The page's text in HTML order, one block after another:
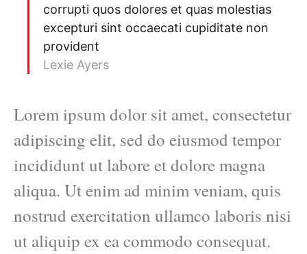
corrupti quos dolores et quas molestias
excepturi sint occaecati cupiditate non
provident
Lexie Ayers
Lorem ipsum dolor sit amet, consectetur
adipiscing elit, sed do eiusmod tempor
incididunt ut labore et dolore magna
aliqua. Ut enim ad minim veniam, quis
nostrud exercitation ullamco laboris nisi
ut aliquip ex ea commodo consequat.